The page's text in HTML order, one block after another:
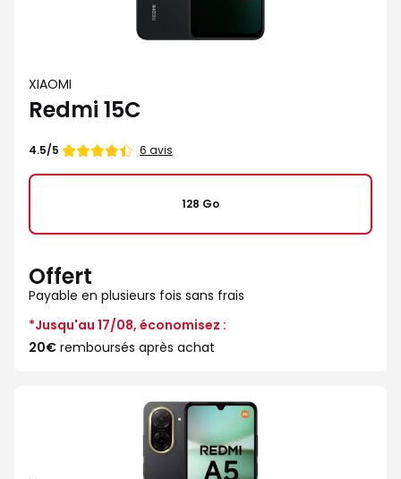
XIAOMI
Redmi 15C
Note
4.5/5 6 avis
128 Go
Offert
Payable en plusieurs fois sans frais
*Jusqu'au 17/08, économisez :
20€ remboursés après achat